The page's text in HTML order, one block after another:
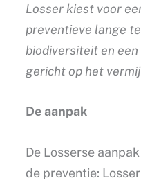
Losser kiest voor
preventieve lange
biodiversiteit en
gericht op het
De aanpak
De Losserse
de preventie: